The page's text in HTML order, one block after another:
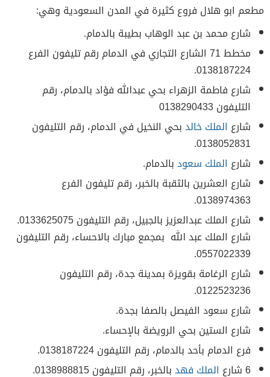
مطعم ابو هلال فروع كثيرة في المدن السعودية وهي:
شارع محمد بن عبد الوهاب بطيبة بالدمام.
مخطط 71 الشارع التجاري في الدمام رقم تليفون الفرع
0138187224.
شارع فاطمة الزهراء بحي عبدالله فؤاد بالدمام، رقم
التليفون 0138290433
شارع الملك خالدبحي النخيل في الدمام، رقم التليفون
0138052831.
شارع الملك سعودبالدمام.
شارع العشرين بالثقبة بالخبر، رقم تليفون الفرع
0138974363.
شارع الملك عبدالعزيز بالجبيل، رقم التليفون 0133625075.
شارع الملك عبد الله بمجمع مبارك بالاحساء، رقم التليفون
0557022339.
شارع الرغامة بقويزة بمدينة جدة، رقم التليفون
0122523236.
شارع سعود الفيصل بالصفا بجدة.
شارع الستين بحي الرويضة بالإحساء.
فرع الدمام بأحد بالدمام، رقم التليفون 0138187224.
6 شارع
الملك فهدبالخبر، رقم التليفون 0138988815.